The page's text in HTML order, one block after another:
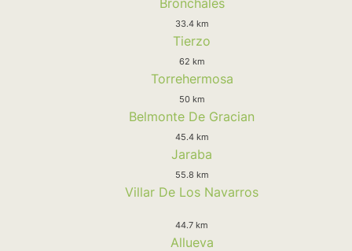
33.4 km
Tierzo
62 km
Torrehermosa
50 km
Belmonte De Gracian
45.4 km
Jaraba
55.8 km
Villar De Los Navarros
44.7 km
Allueva